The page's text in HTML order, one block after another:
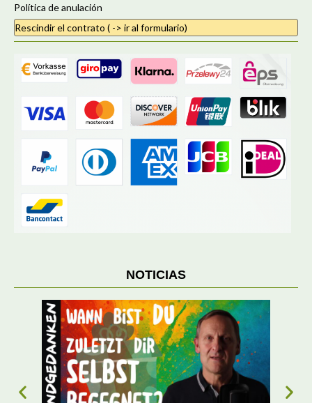
Política de anulación
Rescindir el contrato ( -> ir al formulario)
NOTICIAS